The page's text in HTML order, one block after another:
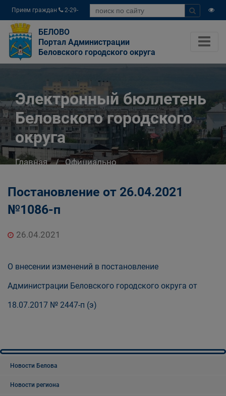
Прием граждан
2-29-
04
БЕЛОВО
Портал Администрации
Беловского городского округа
Электронный бюллетень
Беловского городского
округа
Главная
Официально
Постановление от 26.04.2021
№1086-п
26.04.2021
О внесении изменений в постановление
Администрации Беловского городского округа от
18.07.2017 № 2447-п (э)
Новости Белова
Новости региона